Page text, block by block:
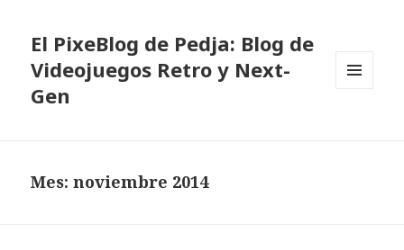
El PixeBlog de Pedja: Blog de
Videojuegos Retro y Next-
Gen
Mes:noviembre 2014